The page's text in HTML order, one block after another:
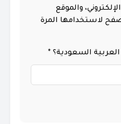
والموقع
لاستخدامها المرة
السعودية؟ *